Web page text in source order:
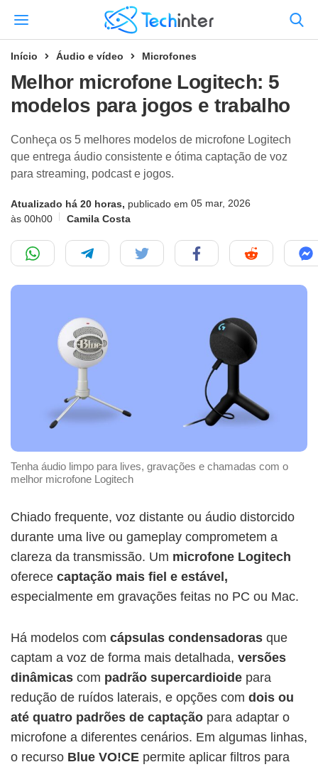
Início Áudio e vídeo Microfones
Melhor microfone Logitech: 5
modelos para jogos e trabalho
Conheça os 5 melhores modelos de microfone Logitech
que entrega áudio consistente e ótima captação de voz
para streaming, podcast e jogos.
Atualizado há 20 horas, publicado em 05 mar, 2026
às 00h00
Camila Costa
Tenha áudio limpo para lives, gravações e chamadas com o
melhor microfone Logitech
Chiado frequente, voz distante ou áudio distorcido
durante uma live ou gameplay comprometem a
clareza da transmissão. Um microfone Logitech
oferece captação mais fiel e estável,
especialmente em gravações feitas no PC ou Mac.
Há modelos com cápsulas condensadoras que
captam a voz de forma mais detalhada, versões
dinâmicas com padrão supercardioide para
redução de ruídos laterais, e opções com dois ou
até quatro padrões de captação para adaptar o
microfone a diferentes cenários. Em algumas linhas,
o recurso Blue VO!CE permite aplicar filtros para